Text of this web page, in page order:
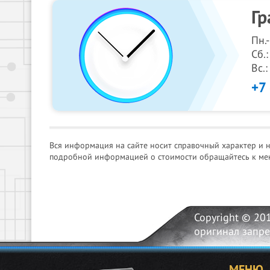
Вся информация на сайте носит справочный характер и
подробной информацией о стоимости обращайтесь к
Copyright ©
оригинал